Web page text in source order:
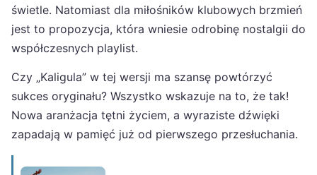
świetle. Natomiast dla miłośników klubowych brzmień
jest to propozycja, która wniesie odrobinę nostalgii do
współczesnych playlist.
Czy „Kaligula” w tej wersji ma szansę powtórzyć
sukces oryginału? Wszystko wskazuje na to, że tak!
Nowa aranżacja tętni życiem, a wyraziste dźwięki
zapadają w pamięć już od pierwszego przesłuchania.